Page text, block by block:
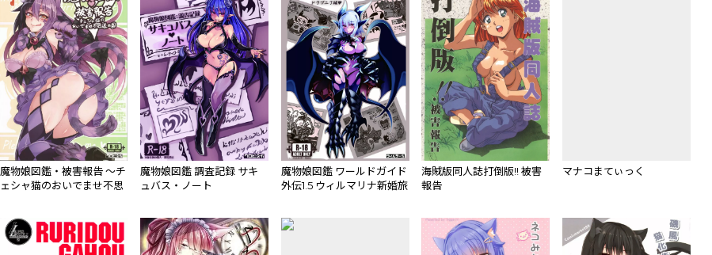
魔物娘図鑑・被害報告 ～チ
ェシャ猫のおいでませ不思
魔物娘図鑑 調査記録 サキ
ュバス・ノート
魔物娘図鑑 ワールドガイド
外伝1.5 ウィルマリナ新婚旅
海賊版同人誌打倒版!! 被害
報告
マナコまてぃっく